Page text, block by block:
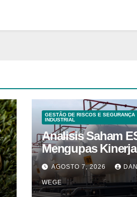
GESTÃO DE RISCOS E SEGURANÇA
INDUSTRIAL
Analisis Saham
Mengupas Kinerja
Keuangan ESSA
Semester I 2026
AGOSTO 7, 2026
WEGE